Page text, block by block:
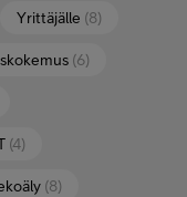
Yrittäjälle (8)
(6)
(4)
(8)